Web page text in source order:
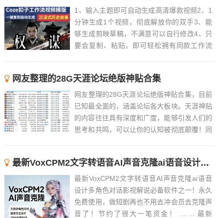
1、输入主题即可自动生成高清爆款视频2、1
分钟生成1个视频，彻底解放你的双手3、能
够生成剪映草稿，不满意可以自行修改4、只
要会复制、粘贴，即可轻松拥有同款工作流
网友整理的28G天涯论坛绝版神贴合集
网友整理的28G天涯论坛绝版神贴合集，目前
已知最全面的，涵盖论坛各大板块。天涯神贴
的内容往往具有深度和广度，能够引发人们的
思考和共鸣，可以让你的认知被彻底颠覆！同
过大的，可以先下载阅读天涯论坛的绝版神贴
合集精华版...
最新VoxCPM2文字转语音AI声音克隆ai语音设计多角色对话影视解说
最新VoxCPM2文字转语音AI声音克隆ai语音
设计多角色对话影视解说必备软件之一！永久
免费使用，做短剧再也不用去冲会员去克隆声
音了！节约了很大一笔资金！ ... ... 最新